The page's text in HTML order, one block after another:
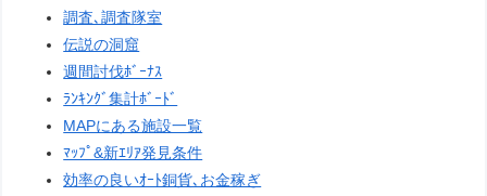
調査､調査隊室
伝説の洞窟
週間討伐ﾎﾞｰﾅｽ
ﾗﾝｷﾝｸﾞ集計ﾎﾞｰﾄﾞ
MAPにある施設一覧
ﾏｯﾌﾟ&新ｴﾘｱ発見条件
効率の良いｵｰﾄ銅貨､お金稼ぎ